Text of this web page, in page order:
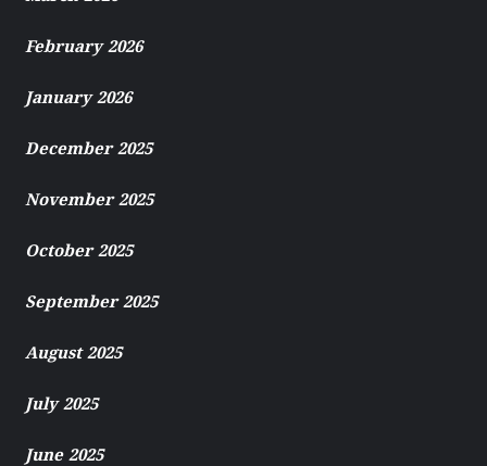
February 2026
January 2026
December 2025
November 2025
October 2025
September 2025
August 2025
July 2025
June 2025